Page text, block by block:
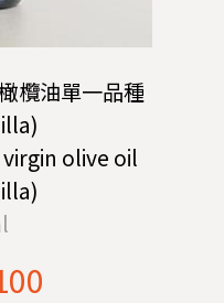
欖油單一品種
olive oil